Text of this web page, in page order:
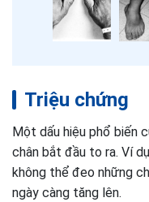
Triệu chứng
Một dấu hiệu phổ biến
chân bắt đầu to ra. Ví
không thể đeo những
ngày càng tăng lên.